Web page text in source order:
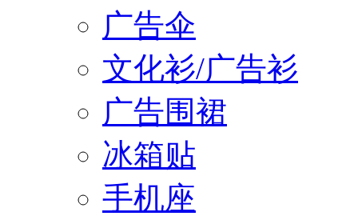
广告伞
文化衫/广告衫
广告围裙
冰箱贴
手机座